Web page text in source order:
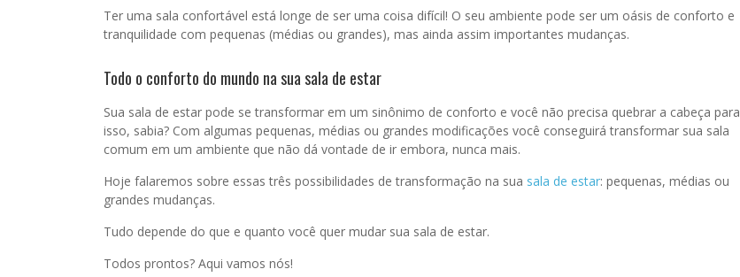
Ter uma sala confortável está longe de ser uma coisa difícil! O seu ambiente pode ser um oásis de conforto e
tranquilidade com pequenas (médias ou grandes), mas ainda assim importantes mudanças.
Todo o conforto do mundo na sua sala de estar
Sua sala de estar pode se transformar em um sinônimo de conforto e você não precisa quebrar a cabeça para
isso, sabia? Com algumas pequenas, médias ou grandes modificações você conseguirá transformar sua sala
comum em um ambiente que não dá vontade de ir embora, nunca mais.
Hoje falaremos sobre essas três possibilidades de transformação na sua sala de estar: pequenas, médias ou
grandes mudanças.
Tudo depende do que e quanto você quer mudar sua sala de estar.
Todos prontos? Aqui vamos nós!